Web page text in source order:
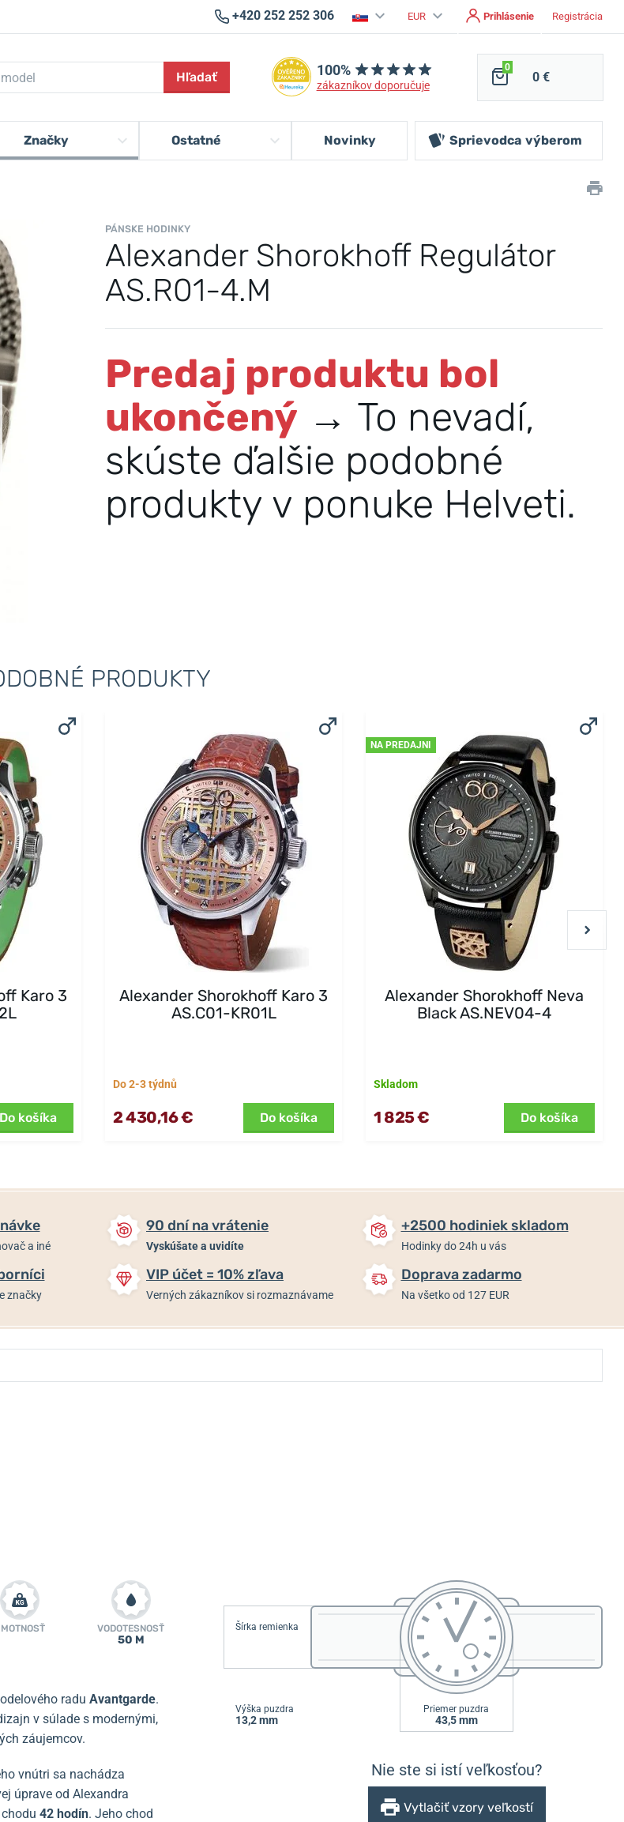
+420 252 252 306 EUR Prihlásenie Registrácia
Hľadať 100%
zákazníkov doporučuje
0
0 €
Značky Ostatné Novinky Sprievodca výberom
PÁNSKE HODINKY
Alexander Shorokhoff Regulátor
AS.R01-4.M
Predaj produktu bol
ukončený → To nevadí,
skúste ďalšie podobné
produkty v ponuke Helveti.
PRODUKTY
Karo 3
Do košíka
Alexander Shorokhoff Karo 3
AS.C01-KR01L
Do 2-3 týdnů
2 430,16 € Do košíka
NA PREDAJNI
Alexander Shorokhoff Neva
Black AS.NEV04-4
Skladom
1 825 € Do košíka
a iné
90 dní na vrátenie
Vyskúšate a uvidíte
+2500 hodiniek skladom
Hodinky do 24h u vás
značky
VIP účet = 10% zľava
Verných zákazníkov si rozmaznávame
Doprava zadarmo
Na všetko od 127 EUR
VODOTESNOSŤ
50 M
radu Avantgarde.
v súlade s modernými,
záujemcov.
vnútri sa nachádza
úprave od Alexandra
42 hodín. Jeho chod
Šírka remienka
Výška puzdra
13,2 mm
Priemer puzdra
43,5 mm
Nie ste si istí veľkosťou?
Vytlačiť vzory veľkostí